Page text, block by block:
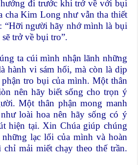
hướng đi trước khi trở về với bụi
cha Kim Long như vẫn tha thiết
“Hỡi người hãy nhớ mình là bụi
trở về bụi tro”.
ta cúi mình nhận lãnh những
hành vi sám hối, mà còn là dịp
tro bụi của mình. Một thân
nên hãy biết sống cho trọn ý
Một thân phận mong manh
loài hoa nên hãy sống có ý
hiện tại. Xin Chúa giúp chúng
lạc lối của mình và hoàn
mải miết chạy theo thế trần.